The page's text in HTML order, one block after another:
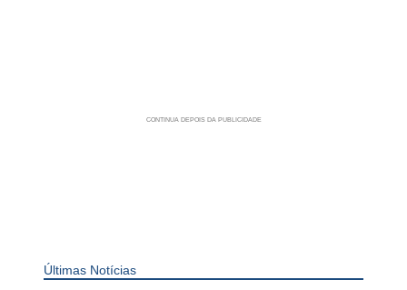
Últimas Notícias